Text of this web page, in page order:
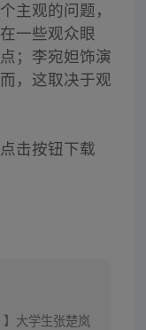
主观的问题，
一些观众眼
；李宛妲饰演
，这取决于观
击按钮下载
】大学生张楚岚